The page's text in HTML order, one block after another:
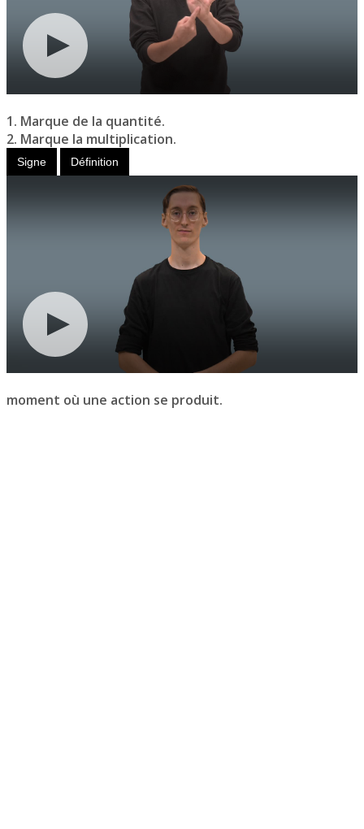
1. Marque de la quantité.
2. Marque la multiplication.
Signe Définition
moment où une action se produit.